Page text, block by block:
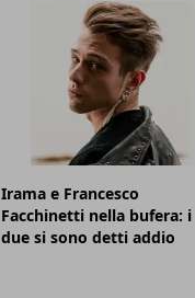
Irama e Francesco
Facchinetti nella bufera: i
due si sono detti addio